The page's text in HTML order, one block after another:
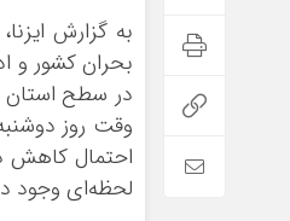
به گزارش
بحران کشور و
در سطح استان
وقت روز
احتمال کاهش
لحظه‌ای وجود